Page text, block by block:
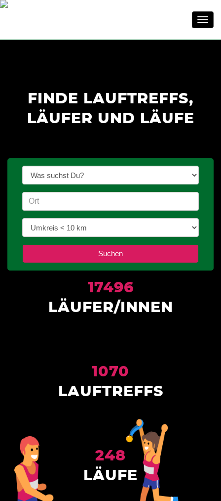
FINDE LAUFTREFFS,
LÄUFER UND LÄUFE
17496
LÄUFER/INNEN
1070
LAUFTREFFS
248
LÄUFE